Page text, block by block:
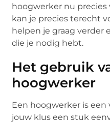
hoogwerker nu precies
kan je precies terecht
helpen je graag verder
die je nodig hebt.
Het gebruik
hoogwerker
Een hoogwerker is een
jouw klus een stuk